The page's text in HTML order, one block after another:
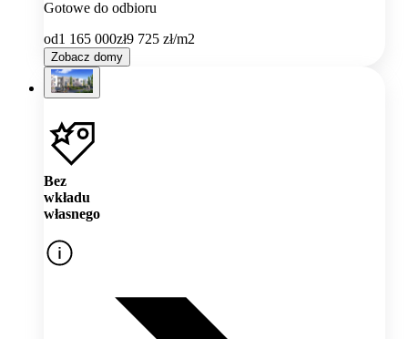
Gotowe do odbioru
od1 165 000zł9 725 zł/m2
Zobacz domy
Bez
wkładu
własnego